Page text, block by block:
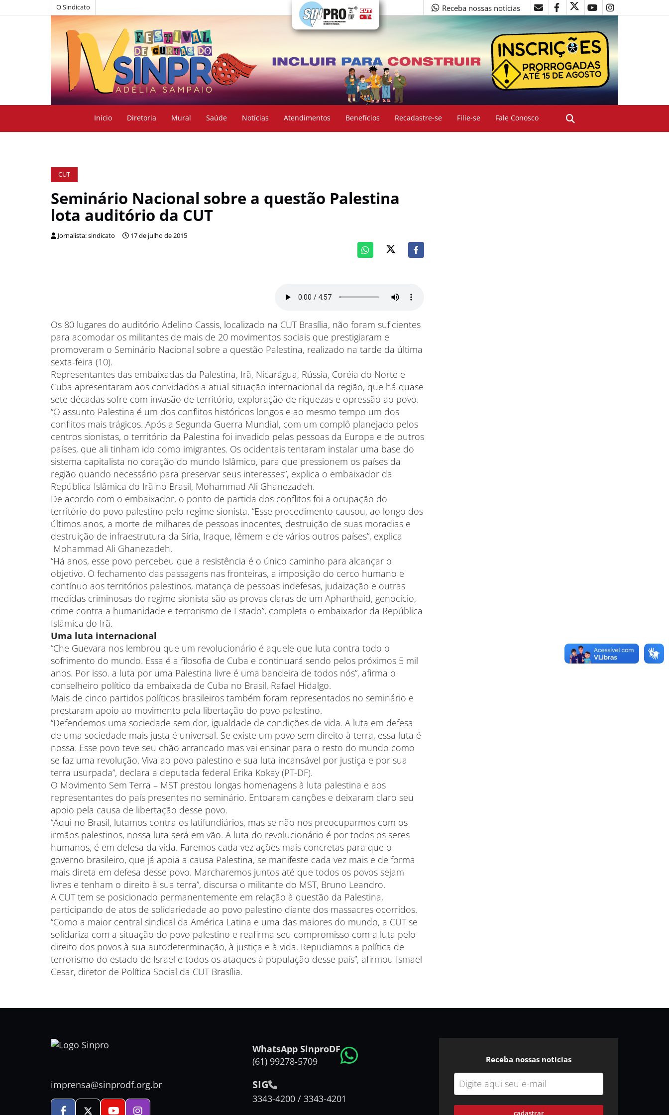
O Sindicato Receba nossas notícias
Início Diretoria Mural Saúde Notícias Atendimentos Benefícios Recadastre-se Filie-se Fale Conosco
CUT
Seminário Nacional sobre a questão Palestina
lota auditório da CUT
Jornalista: sindicato 17 de julho de 2015
Os 80 lugares do auditório Adelino Cassis, localizado na CUT Brasília, não foram suficientes
para acomodar os militantes de mais de 20 movimentos sociais que prestigiaram e
promoveram o Seminário Nacional sobre a questão Palestina, realizado na tarde da última
sexta-feira (10).
Representantes das embaixadas da Palestina, Irã, Nicarágua, Rússia, Coréia do Norte e
Cuba apresentaram aos convidados a atual situação internacional da região, que há quase
sete décadas sofre com invasão de território, exploração de riquezas e opressão ao povo.
“O assunto Palestina é um dos conflitos históricos longos e ao mesmo tempo um dos
conflitos mais trágicos. Após a Segunda Guerra Mundial, com um complô planejado pelos
centros sionistas, o território da Palestina foi invadido pelas pessoas da Europa e de outros
países, que ali tinham ido como imigrantes. Os ocidentais tentaram instalar uma base do
sistema capitalista no coração do mundo Islâmico, para que pressionem os países da
região quando necessário para preservar seus interesses”, explica o embaixador da
República Islâmica do Irã no Brasil, Mohammad Ali Ghanezadeh.
De acordo com o embaixador, o ponto de partida dos conflitos foi a ocupação do
território do povo palestino pelo regime sionista. “Esse procedimento causou, ao longo dos
últimos anos, a morte de milhares de pessoas inocentes, destruição de suas moradias e
destruição de infraestrutura da Síria, Iraque, Iêmem e de vários outros países”, explica
Mohammad Ali Ghanezadeh.
“Há anos, esse povo percebeu que a resistência é o único caminho para alcançar o
objetivo. O fechamento das passagens nas fronteiras, a imposição do cerco humano e
contínuo aos territórios palestinos, matança de pessoas indefesas, judaização e outras
medidas criminosas do regime sionista são as provas claras de um Apharthaid, genocício,
crime contra a humanidade e terrorismo de Estado”, completa o embaixador da República
Islâmica do Irã.
Uma luta internacional
“Che Guevara nos lembrou que um revolucionário é aquele que luta contra todo o
sofrimento do mundo. Essa é a filosofia de Cuba e continuará sendo pelos próximos 5 mil
anos. Por isso. a luta por uma Palestina livre é uma bandeira de todos nós”, afirma o
conselheiro político da embaixada de Cuba no Brasil, Rafael Hidalgo.
Mais de cinco partidos políticos brasileiros também foram representados no seminário e
prestaram apoio ao movimento pela libertação do povo palestino.
“Defendemos uma sociedade sem dor, igualdade de condições de vida. A luta em defesa
de uma sociedade mais justa é universal. Se existe um povo sem direito à terra, essa luta é
nossa. Esse povo teve seu chão arrancado mas vai ensinar para o resto do mundo como
se faz uma revolução. Viva ao povo palestino e sua luta incansável por justiça e por sua
terra usurpada”, declara a deputada federal Erika Kokay (PT-DF).
O Movimento Sem Terra – MST prestou longas homenagens à luta palestina e aos
representantes do país presentes no seminário. Entoaram canções e deixaram claro seu
apoio pela causa de libertação desse povo.
“Aqui no Brasil, lutamos contra os latifundiários, mas se não nos preocuparmos com os
irmãos palestinos, nossa luta será em vão. A luta do revolucionário é por todos os seres
humanos, é em defesa da vida. Faremos cada vez ações mais concretas para que o
governo brasileiro, que já apoia a causa Palestina, se manifeste cada vez mais e de forma
mais direta em defesa desse povo. Marcharemos juntos até que todos os povos sejam
livres e tenham o direito à sua terra”, discursa o militante do MST, Bruno Leandro.
A CUT tem se posicionado permanentemente em relação à questão da Palestina,
participando de atos de solidariedade ao povo palestino diante dos massacres ocorridos.
“Como a maior central sindical da América Latina e uma das maiores do mundo, a CUT se
solidariza com a situação do povo palestino e reafirma seu compromisso com a luta pelo
direito dos povos à sua autodeterminação, à justiça e à vida. Repudiamos a política de
terrorismo do estado de Israel e todos os ataques à população desse país”, afirmou Ismael
Cesar, diretor de Política Social da CUT Brasília.
imprensa@sinprodf.org.br
WhatsApp SinproDF
(61) 99278-5709
SIG
3343-4200 / 3343-4201
Receba nossas notícias
cadastrar